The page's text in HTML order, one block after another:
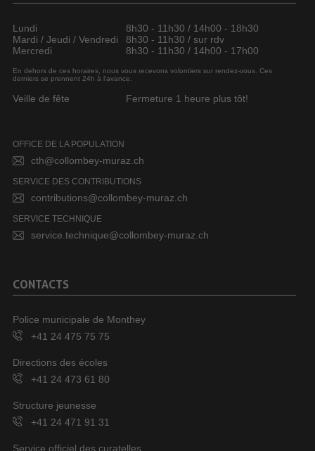
Lundi
8h30 - 11h30 / 14h00 - 18h30
Mardi / Jeudi / Vendredi
8h30 - 11h30 / sur rdv
Mercredi
8h30 - 11h30 / 14h00 - 17h00
En dehors de ces horaires, nous vous recevons volontiers sur rendez-vous. Ces
derniers se prennent 24h à l’avance.
Veille de fête Fermeture 1 heure plus tôt!
OFFICE DE LA POPULATION
cth@collombey-muraz.ch
SERVICE DES CONTRIBUTIONS
contributions@collombey-muraz.ch
SERVICE TECHNIQUE
service.technique@collombey-muraz.ch
CONTACTS
Police municipale de Monthey
+41 24 475 75 75
Directions des écoles
+41 24 473 61 80
Structure jeunesse
+41 24 471 91 31
Service officiel des curatelles